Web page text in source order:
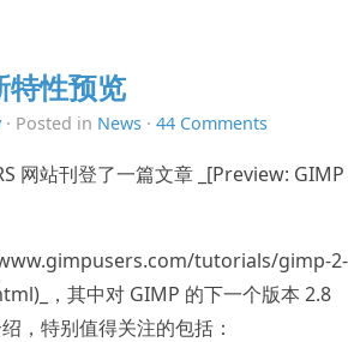
特性预览
· Posted in News · 44 Comments
网站刊登了一篇文章 _[Preview: GIMP
tutorials/gimp-2-
，其中对 GIMP 的下一个版本 2.8
，特别值得关注的包括：